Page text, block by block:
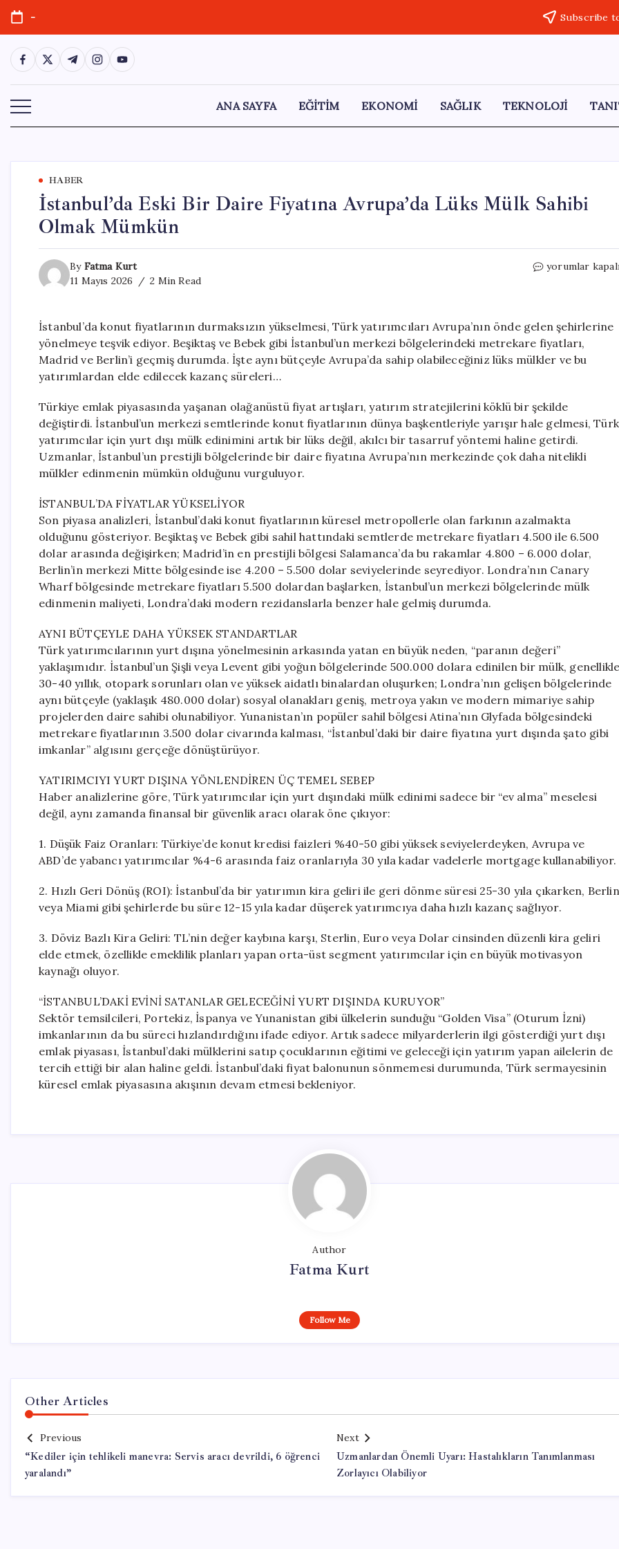
Skip
content
- Subscribe
https://www.facebook.com/
https://twitter.com/
https://t.me/
https://www.instagram.com/
https://youtube.com/
ANA SAYFA EĞİTİM EKONOMİ SAĞLIK TEKNOLOJİ
HABER
İstanbul’da Eski Bir Daire Fiyatına Avrupa’da Lüks Mülk Sahibi
Olmak Mümkün
By Fatma Kurt
11 Mayıs 2026
2 Min Read
İstanbul’da
Fiyatına
Avrupa’da
Lüks
Mülk
Mümkün
için
yorumlar
İstanbul’da konut fiyatlarının durmaksızın yükselmesi, Türk yatırımcıları Avrupa’nın önde gelen şehirlerine
yönelmeye teşvik ediyor. Beşiktaş ve Bebek gibi İstanbul’un merkezi bölgelerindeki metrekare fiyatları,
Madrid ve Berlin’i geçmiş durumda. İşte aynı bütçeyle Avrupa’da sahip olabileceğiniz lüks mülkler ve bu
yatırımlardan elde edilecek kazanç süreleri…
Türkiye emlak piyasasında yaşanan olağanüstü fiyat artışları, yatırım stratejilerini köklü bir şekilde
değiştirdi. İstanbul’un merkezi semtlerinde konut fiyatlarının dünya başkentleriyle yarışır hale gelmesi, Türk
yatırımcılar için yurt dışı mülk edinimini artık bir lüks değil, akılcı bir tasarruf yöntemi haline getirdi.
Uzmanlar, İstanbul’un prestijli bölgelerinde bir daire fiyatına Avrupa’nın merkezinde çok daha nitelikli
mülkler edinmenin mümkün olduğunu vurguluyor.
İSTANBUL’DA FİYATLAR YÜKSELİYOR
Son piyasa analizleri, İstanbul’daki konut fiyatlarının küresel metropollerle olan farkının azalmakta
olduğunu gösteriyor. Beşiktaş ve Bebek gibi sahil hattındaki semtlerde metrekare fiyatları 4.500 ile 6.500
dolar arasında değişirken; Madrid’in en prestijli bölgesi Salamanca’da bu rakamlar 4.800 – 6.000 dolar,
Berlin’in merkezi Mitte bölgesinde ise 4.200 – 5.500 dolar seviyelerinde seyrediyor. Londra’nın Canary
Wharf bölgesinde metrekare fiyatları 5.500 dolardan başlarken, İstanbul’un merkezi bölgelerinde mülk
edinmenin maliyeti, Londra’daki modern rezidanslarla benzer hale gelmiş durumda.
AYNI BÜTÇEYLE DAHA YÜKSEK STANDARTLAR
Türk yatırımcılarının yurt dışına yönelmesinin arkasında yatan en büyük neden, “paranın değeri”
yaklaşımıdır. İstanbul’un Şişli veya Levent gibi yoğun bölgelerinde 500.000 dolara edinilen bir mülk, genellikle
30-40 yıllık, otopark sorunları olan ve yüksek aidatlı binalardan oluşurken; Londra’nın gelişen bölgelerinde
aynı bütçeyle (yaklaşık 480.000 dolar) sosyal olanakları geniş, metroya yakın ve modern mimariye sahip
projelerden daire sahibi olunabiliyor. Yunanistan’ın popüler sahil bölgesi Atina’nın Glyfada bölgesindeki
metrekare fiyatlarının 3.500 dolar civarında kalması, “İstanbul’daki bir daire fiyatına yurt dışında şato gibi
imkanlar” algısını gerçeğe dönüştürüyor.
YATIRIMCIYI YURT DIŞINA YÖNLENDİREN ÜÇ TEMEL SEBEP
Haber analizlerine göre, Türk yatırımcılar için yurt dışındaki mülk edinimi sadece bir “ev alma” meselesi
değil, aynı zamanda finansal bir güvenlik aracı olarak öne çıkıyor:
1. Düşük Faiz Oranları: Türkiye’de konut kredisi faizleri %40-50 gibi yüksek seviyelerdeyken, Avrupa ve
ABD’de yabancı yatırımcılar %4-6 arasında faiz oranlarıyla 30 yıla kadar vadelerle mortgage kullanabiliyor.
2. Hızlı Geri Dönüş (ROI): İstanbul’da bir yatırımın kira geliri ile geri dönme süresi 25-30 yıla çıkarken, Berlin
veya Miami gibi şehirlerde bu süre 12-15 yıla kadar düşerek yatırımcıya daha hızlı kazanç sağlıyor.
3. Döviz Bazlı Kira Geliri: TL’nin değer kaybına karşı, Sterlin, Euro veya Dolar cinsinden düzenli kira geliri
elde etmek, özellikle emeklilik planları yapan orta-üst segment yatırımcılar için en büyük motivasyon
kaynağı oluyor.
“İSTANBUL’DAKİ EVİNİ SATANLAR GELECEĞİNİ YURT DIŞINDA KURUYOR”
Sektör temsilcileri, Portekiz, İspanya ve Yunanistan gibi ülkelerin sunduğu “Golden Visa” (Oturum İzni)
imkanlarının da bu süreci hızlandırdığını ifade ediyor. Artık sadece milyarderlerin ilgi gösterdiği yurt dışı
emlak piyasası, İstanbul’daki mülklerini satıp çocuklarının eğitimi ve geleceği için yatırım yapan ailelerin de
tercih ettiği bir alan haline geldi. İstanbul’daki fiyat balonunun sönmemesi durumunda, Türk sermayesinin
küresel emlak piyasasına akışının devam etmesi bekleniyor.
Author
Fatma Kurt
Follow Me
Other Articles
Previous
“Kediler için tehlikeli manevra: Servis aracı devrildi, 6 öğrenci
yaralandı”
Next
Uzmanlardan Önemli Uyarı: Hastalıkların Tanımlanması
Zorlayıcı Olabiliyor